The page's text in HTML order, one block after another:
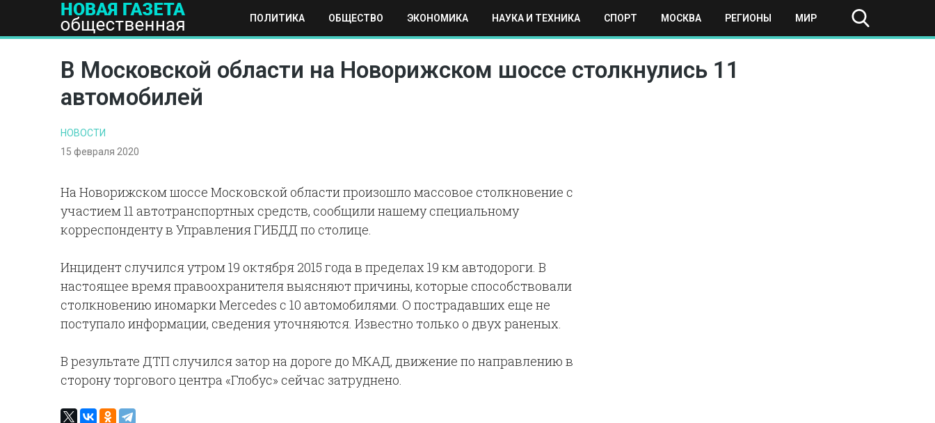
ПОЛИТИКА ОБЩЕСТВО ЭКОНОМИКА НАУКА И ТЕХНИКА СПОРТ МОСКВА РЕГИОНЫ МИР
ПОЛИТИКА ОБЩЕСТВО ЭКОНОМИКА НАУКА И ТЕХНИКА СПОРТ МОСКВА РЕГИОНЫ МИР
В Московской области на Новорижском шоссе столкнулись 11
автомобилей
НОВОСТИ
15 февраля 2020
На Новорижском шоссе Московской области произошло массовое столкновение с
участием 11 автотранспортных средств, сообщили нашему специальному
корреспонденту в Управления ГИБДД по столице.
Инцидент случился утром 19 октября 2015 года в пределах 19 км автодороги. В
настоящее время правоохранителя выясняют причины, которые способствовали
столкновению иномарки Mercedes с 10 автомобилями. О пострадавших еще не
поступало информации, сведения уточняются. Известно только о двух раненых.
В результате ДТП случился затор на дороге до МКАД, движение по направлению в
сторону торгового центра «Глобус» сейчас затруднено.